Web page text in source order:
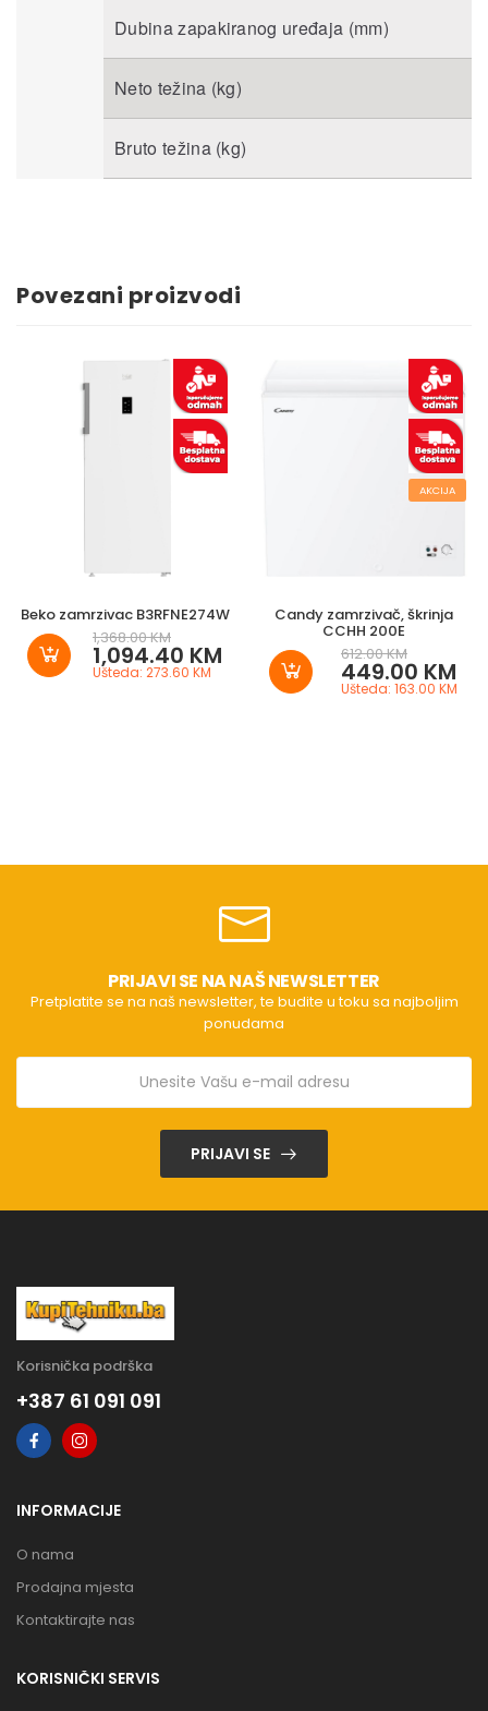
Dubina zapakiranog uređaja (mm)
Neto težina (kg)
Bruto težina (kg)
Povezani proizvodi
Beko zamrzivac B3RFNE274W
1,368.00 KM
1,094.40 KM
Ušteda: 273.60 KM
AKCIJA
Candy zamrzivač, škrinja
CCHH 200E
612.00 KM
449.00 KM
Ušteda: 163.00 KM
PRIJAVI SE NA NAŠ NEWSLETTER
Pretplatite se na naš newsletter, te budite u toku sa najboljim
ponudama
PRIJAVI SE
Korisnička podrška
+387 61 091 091
INFORMACIJE
O nama
Prodajna mjesta
Kontaktirajte nas
KORISNIČKI SERVIS